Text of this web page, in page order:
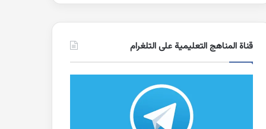
قناة المناهج التعليمية على التلغرام